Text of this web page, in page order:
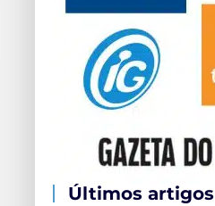
Últimos artigos